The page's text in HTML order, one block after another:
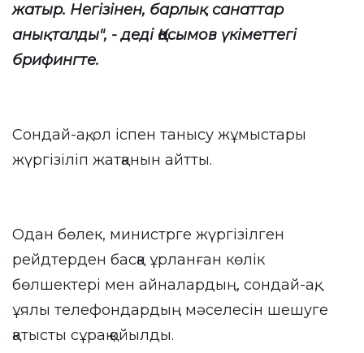
жатыр. Негізінен, барлық санаттар
анықталды", - деді Қасымов үкіметтегі
брифингте.
Сондай-ақ, ол іспен танысу жұмыстары
жүргізіліп жатқанын айтты.
Одан бөлек, министрге жүргізілген
рейдтерден басқа ұрланған көлік
бөлшектері мен айналардың, сондай-ақ,
ұялы телефондардың мәселесін шешуге
қатысты сұрақ қойылды.